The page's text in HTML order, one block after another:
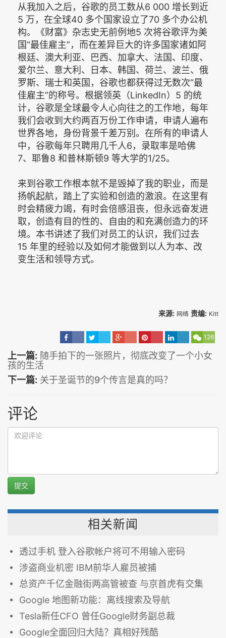
从我加入之后，谷歌的员工数从6 000 增长到近
5 万，在全球40 多个国家设立了70 多个办公机
构。《财富》杂志史无前例地5 次将谷歌评为美
国“最佳雇主”，而在差异巨大的许多国家诸如阿
根廷、澳大利亚、巴西、加拿大、法国、印度、
爱尔兰、意大利、日本、韩国、荷兰、波兰、俄
罗斯、瑞士和英国，谷歌也都获得过无数次“最
佳雇主”的称号。根据领英（LinkedIn）5 的统
计，谷歌是全球最令人心向往之的工作地，每年
我们会收到大约两百万份工作申请，申请人遍布
世界各地，身份背景千差万别。在所有的申请人
中，谷歌每年只聘用几千人6，录取率是哈佛
7、耶鲁8 和普林斯顿9 等大学的1/25。
来到谷歌工作根本就不是毁掉了我的职业，而是
扬帆起航，踏上了实验和创造的激浪。在这里有
时会精疲力竭，有时会倍感沮丧，但永远奋发进
取，创造有目的性的、自由的和充满创造力的环
境。本书讲述了我们对员工的认识，我们过去
15 年里的经验以及如何才能做到以人为本、改
变生活和领导方式。
来源: 网络 责编: Kitt
126
上一篇: 随手拍下的一张照片，彻底改变了一个小女
孩的生活
下一篇: 关于圣诞节的9个传言是真的吗？
评论
提交
相关新闻
透过手机 登入谷歌帐户将可不用输入密码
涉盗商业机密 IBM前华人雇员被捕
总资产千亿金融街两高管被查 与京首虎有交集
Google 地图新功能：离线搜索及导航
Tesla新任CFO 曾任Google财务副总裁
Google全面回归大陆？真相好残酷